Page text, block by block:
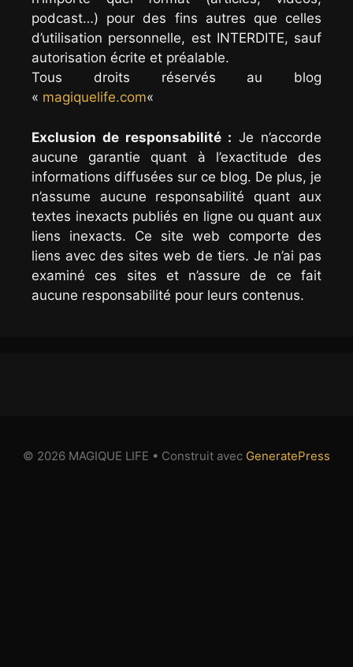
podcast…) pour des fins autres que celles
d’utilisation personnelle, est INTERDITE, sauf
autorisation écrite et préalable.
Tous droits réservés au blog
« magiquelife.com«
Exclusion de responsabilité : Je n’accorde
aucune garantie quant à l’exactitude des
informations diffusées sur ce blog. De plus, je
n’assume aucune responsabilité quant aux
textes inexacts publiés en ligne ou quant aux
liens inexacts. Ce site web comporte des
liens avec des sites web de tiers. Je n’ai pas
examiné ces sites et n’assure de ce fait
aucune responsabilité pour leurs contenus.
© 2026 MAGIQUE LIFE • Construit avec GeneratePress